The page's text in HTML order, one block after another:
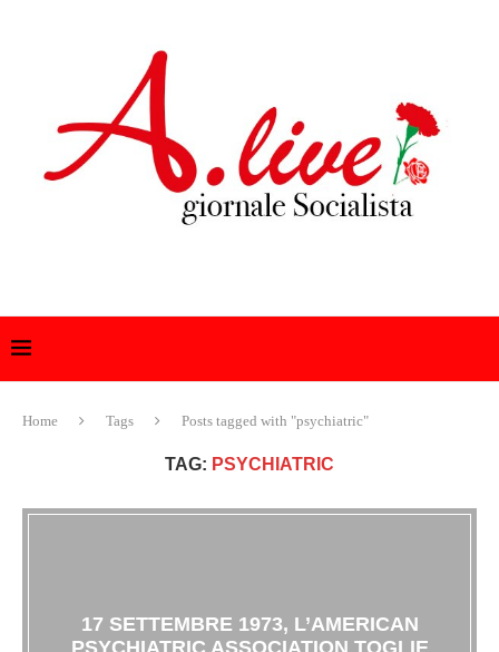
Home Tags Posts tagged with "psychiatric"
TAG: PSYCHIATRIC
17 SETTEMBRE 1973, L’AMERICAN